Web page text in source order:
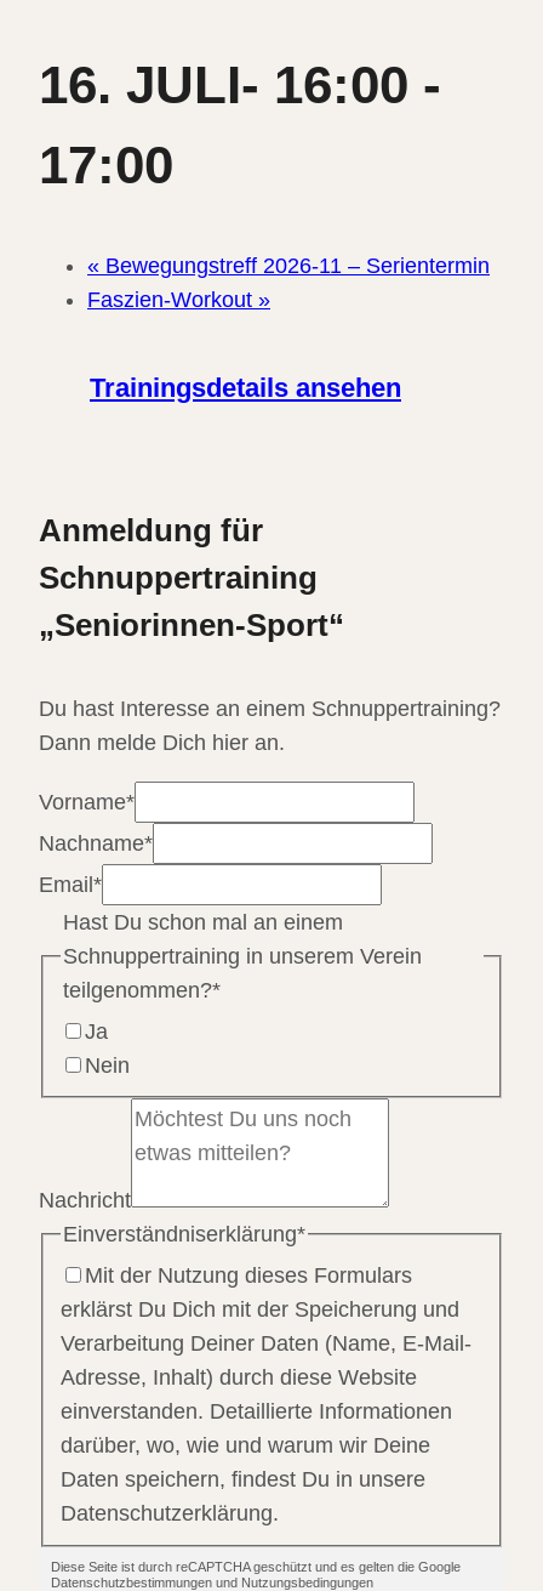
16. JULI- 16:00 -
17:00
« Bewegungstreff 2026-11 – Serientermin
Faszien-Workout »
Trainingsdetails ansehen
Anmeldung für
Schnuppertraining
„Seniorinnen-Sport“
Du hast Interesse an einem Schnuppertraining?
Dann melde Dich hier an.
Vorname*
Nachname*
Email*
Hast Du schon mal an einem
Schnuppertraining in unserem Verein
teilgenommen?*
Ja
Nein
Nachricht
Einverständniserklärung*
Mit der Nutzung dieses Formulars
erklärst Du Dich mit der Speicherung und
Verarbeitung Deiner Daten (Name, E-Mail-
Adresse, Inhalt) durch diese Website
einverstanden. Detaillierte Informationen
darüber, wo, wie und warum wir Deine
Daten speichern, findest Du in unsere
Datenschutzerklärung.
Diese Seite ist durch reCAPTCHA geschützt und es gelten die Google
Datenschutzbestimmungen und Nutzungsbedingungen